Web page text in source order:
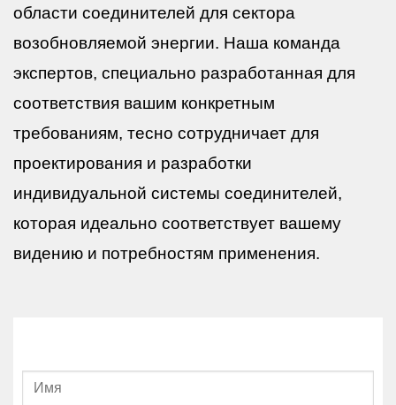
области соединителей для сектора
возобновляемой энергии. Наша команда
экспертов, специально разработанная для
соответствия вашим конкретным
требованиям, тесно сотрудничает для
проектирования и разработки
индивидуальной системы соединителей,
которая идеально соответствует вашему
видению и потребностям применения.